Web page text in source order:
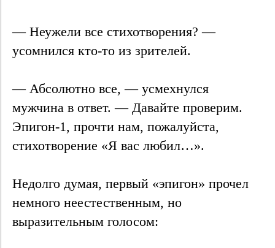
— Неужели все стихотворения? —
усомнился кто-то из зрителей.
— Абсолютно все, — усмехнулся
мужчина в ответ. — Давайте проверим.
Эпигон-1, прочти нам, пожалуйста,
стихотворение «Я вас любил…».
Недолго думая, первый «эпигон» прочел
немного неестественным, но
выразительным голосом: